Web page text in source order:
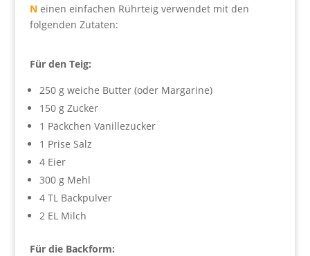
N einen einfachen Rührteig verwendet mit den
folgenden Zutaten:
Für den Teig:
250 g weiche Butter (oder Margarine)
150 g Zucker
1 Päckchen Vanillezucker
1 Prise Salz
4 Eier
300 g Mehl
4 TL Backpulver
2 EL Milch
Für die Backform: